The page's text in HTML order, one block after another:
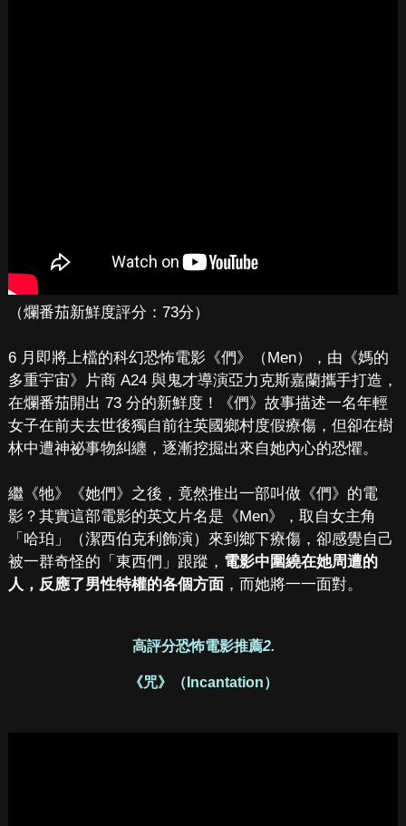
（爛番茄新鮮度評分：73分）
6 月即將上檔的科幻恐怖電影《們》（Men），由《媽的
多重宇宙》片商 A24 與鬼才導演亞力克斯嘉蘭攜手打造，
在爛番茄開出 73 分的新鮮度！《們》故事描述一名年輕
女子在前夫去世後獨自前往英國鄉村度假療傷，但卻在樹
林中遭神祕事物糾纏，逐漸挖掘出來自她內心的恐懼。
繼《牠》《她們》之後，竟然推出一部叫做《們》的電
影？其實這部電影的英文片名是《Men》，取自女主角
「哈珀」（潔西伯克利飾演）來到鄉下療傷，卻感覺自己
被一群奇怪的「東西們」跟蹤， 電影中圍繞在她周遭的
人，反應了男性特權的各個方面 ，而她將一一面對。
高評分恐怖電影推薦2.
《咒》（Incantation）